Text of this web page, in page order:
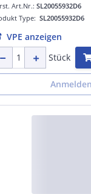
Type: SL20055932D6
Art.Nr.: SL20055932D6
VPE anzeigen
Stück
Anmelden